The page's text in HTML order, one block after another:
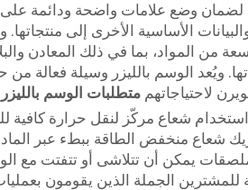
لضمان وضع علامات واضحة ودائمة
الأساسية الأخرى إلى
من المواد، بما في ذلك المعادن
ويُعد الوسم بالليزر وسيلة فعالة
لاحتياجاتهم متطلبات الوسم بالليزر
استخدام شعاع مركّز لنقل حرارة
شعاع منخفض الطاقة ببطء عبر
يمكن أن تتلاشى أو تتفتت مع
للمشترين الجملة الذين يقومون